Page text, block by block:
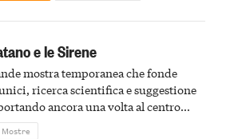
e le Sirene
mostra temporanea che fonde
ricerca scientifica e suggestione
ancora una volta al centro
le meraviglie del passato astigiano
Mostre